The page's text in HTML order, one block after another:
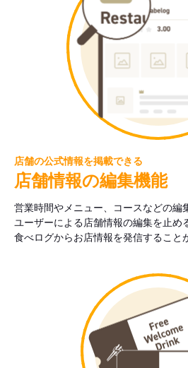
店舗の公式情報を掲載できる
店舗情報の編集機能
営業時間やメニュー、コースなどの編
ユーザーによる店舗情報の編集を止め
食べログからお店情報を発信すること